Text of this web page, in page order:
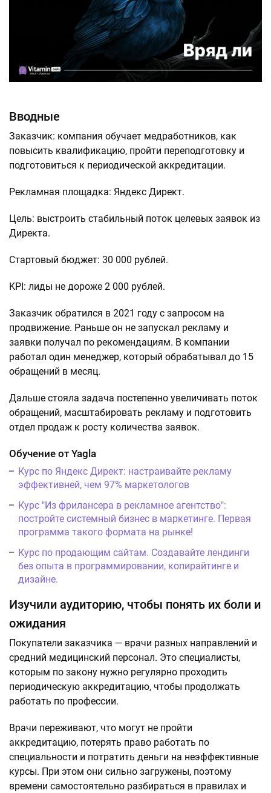
Вводные
Заказчик: компания обучает медработников, как
повысить квалификацию, пройти переподготовку и
подготовиться к периодической аккредитации.
Рекламная площадка: Яндекс Директ.
Цель: выстроить стабильный поток целевых заявок из
Директа.
Стартовый бюджет: 30 000 рублей.
KPI: лиды не дороже 2 000 рублей.
Заказчик обратился в 2021 году с запросом на
продвижение. Раньше он не запускал рекламу и
заявки получал по рекомендациям. В компании
работал один менеджер, который обрабатывал до 15
обращений в месяц.
Дальше стояла задача постепенно увеличивать поток
обращений, масштабировать рекламу и подготовить
отдел продаж к росту количества заявок.
Обучение от Yagla
Курс по Яндекс Директ: настраивайте рекламу
эффективней, чем 97% маркетологов
Курс "Из фрилансера в рекламное агентство":
постройте системный бизнес в маркетинге. Первая
программа такого формата на рынке!
Курс по продающим сайтам. Создавайте лендинги
без опыта в программировании, копирайтинге и
дизайне.
Изучили аудиторию, чтобы понять их боли и
ожидания
Покупатели заказчика — врачи разных направлений и
средний медицинский персонал. Это специалисты,
которым по закону нужно регулярно проходить
периодическую аккредитацию, чтобы продолжать
работать по профессии.
Врачи переживают, что могут не пройти
аккредитацию, потерять право работать по
специальности и потратить деньги на неэффективные
курсы. При этом они сильно загружены, поэтому
времени самостоятельно разбираться в правилах и